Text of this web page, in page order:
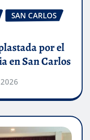
SAN CARLOS
por el
en San Carlos